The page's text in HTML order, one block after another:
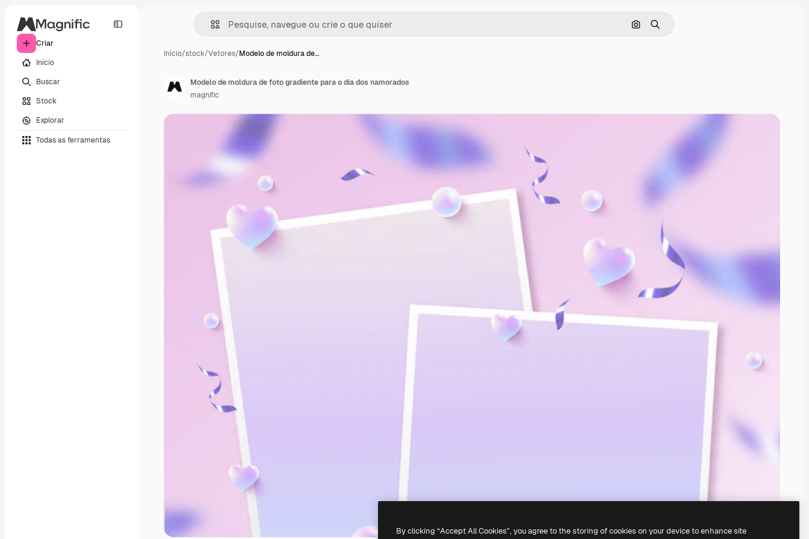
Criar
Início
Buscar
Stock
Explorar
Todas as ferramentas
Pesquisar por imagem
Buscar
Início/stock/Vetores/Modelo de moldura de…
Modelo de moldura de foto gradiente para o dia dos namorados
magnific
By clicking “Accept All Cookies”, you agree to the storing of cookies on your device to enhance site